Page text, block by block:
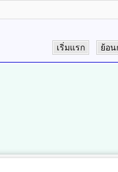
เริ่มแรก
ย้อน